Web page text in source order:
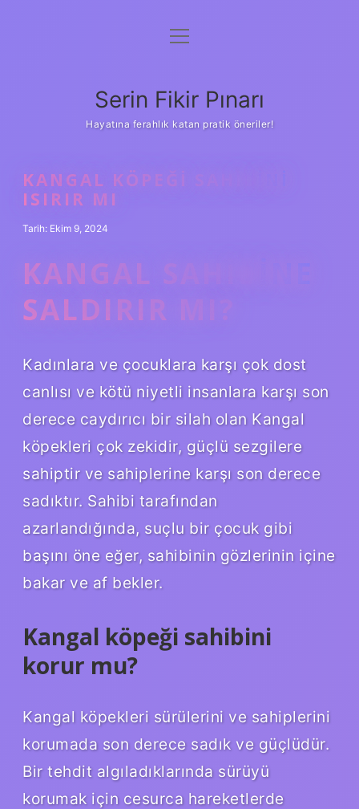
Gizlilik Politikası
Yasal Uyarı
menüyü
Serin Fikir Pınarı
Hayatına ferahlık katan pratik öneriler!
KANGAL KÖPEĞI SAHIBINI
ISIRIR MI
Tarih: Ekim 9, 2024
KANGAL SAHIBINE
SALDIRIR MI?
Kadınlara ve çocuklara karşı çok dost
canlısı ve kötü niyetli insanlara karşı son
derece caydırıcı bir silah olan Kangal
köpekleri çok zekidir, güçlü sezgilere
sahiptir ve sahiplerine karşı son derece
sadıktır. Sahibi tarafından
azarlandığında, suçlu bir çocuk gibi
başını öne eğer, sahibinin gözlerinin içine
bakar ve af bekler.
Kangal köpeği sahibini
korur mu?
Kangal köpekleri sürülerini ve sahiplerini
korumada son derece sadık ve güçlüdür.
Bir tehdit algıladıklarında sürüyü
korumak için cesurca hareketlerde